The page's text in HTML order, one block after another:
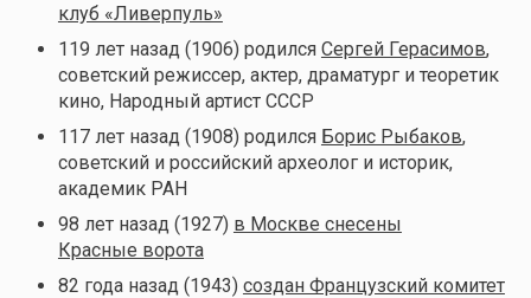
клуб «Ливерпуль»
119 лет назад (1906) родился Сергей Герасимов,
советский режиссер, актер, драматург и теоретик
кино, Народный артист СССР
117 лет назад (1908) родился Борис Рыбаков,
советский и российский археолог и историк,
академик РАН
98 лет назад (1927) в Москве снесены
Красные ворота
82 года назад (1943) создан Французский комитет